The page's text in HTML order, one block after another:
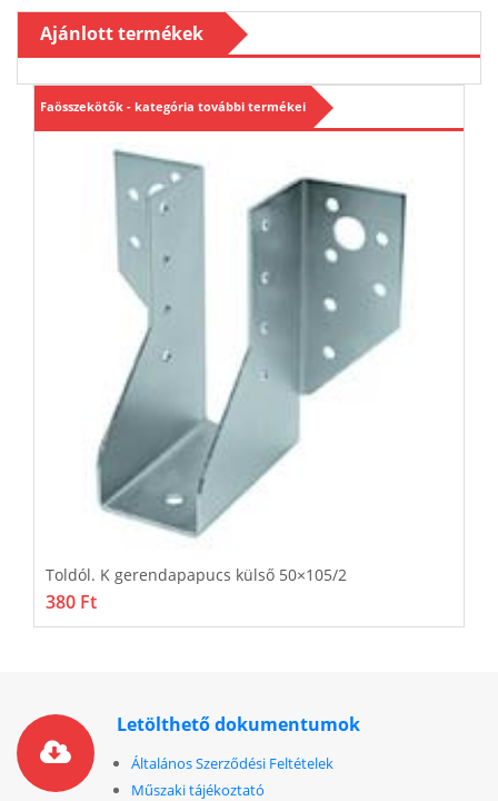
Ajánlott termékek
Faösszekötők - kategória további termékei
Toldól. K gerendapapucs külső 50×105/2
380 Ft
Letölthető dokumentumok
Általános Szerződési Feltételek
Műszaki tájékoztató